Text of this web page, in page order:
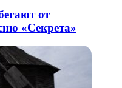
от
«Секрета»